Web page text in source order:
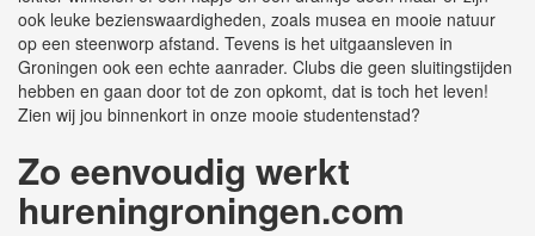
ook leuke bezienswaardigheden, zoals musea en mooie natuur
op een steenworp afstand. Tevens is het uitgaansleven in
Groningen ook een echte aanrader. Clubs die geen sluitingstijden
hebben en gaan door tot de zon opkomt, dat is toch het leven!
Zien wij jou binnenkort in onze mooie studentenstad?
Zo eenvoudig werkt
hureningroningen.com